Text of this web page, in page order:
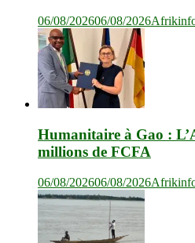
06/08/202606/08/2026
Humanitaire à Gao :
millions de FCFA
06/08/202606/08/2026